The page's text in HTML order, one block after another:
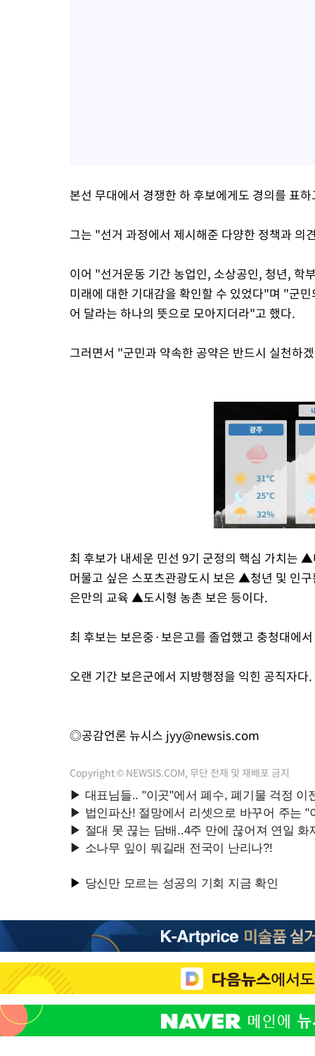
본선 무대에서 경쟁한 하 후보에게도 경의를 표
그는 "선거 과정에서 제시해준 다양한 정책과 의
이어 "선거운동 기간 농업인, 소상공인, 청년, 학
미래에 대한 기대감을 확인할 수 있었다"며 "군
어 달라는 하나의 뜻으로 모아지더라"고 했다.
그러면서 "군민과 약속한 공약은 반드시 실천하
최 후보가 내세운 민선 9기 군정의 핵심 가치
머물고 싶은 스포츠관광도시 보은 ▲청년 및 인
은만의 교육 ▲도시형 농촌 보은 등이다.
최 후보는 보은중·보은고를 졸업했고 충청대에
오랜 기간 보은군에서 지방행정을 익힌 공직자다.
◎공감언론 뉴시스 jyy@newsis.com
Copyright © NEWSIS.COM, 무단 전재 및 재배포 금지